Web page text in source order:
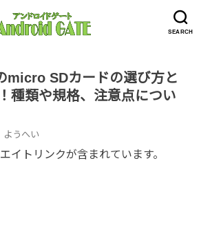
SEARCH
micro SDカードの選び方と
種類や規格、注意点につい
ようへい
イトリンクが含まれています。